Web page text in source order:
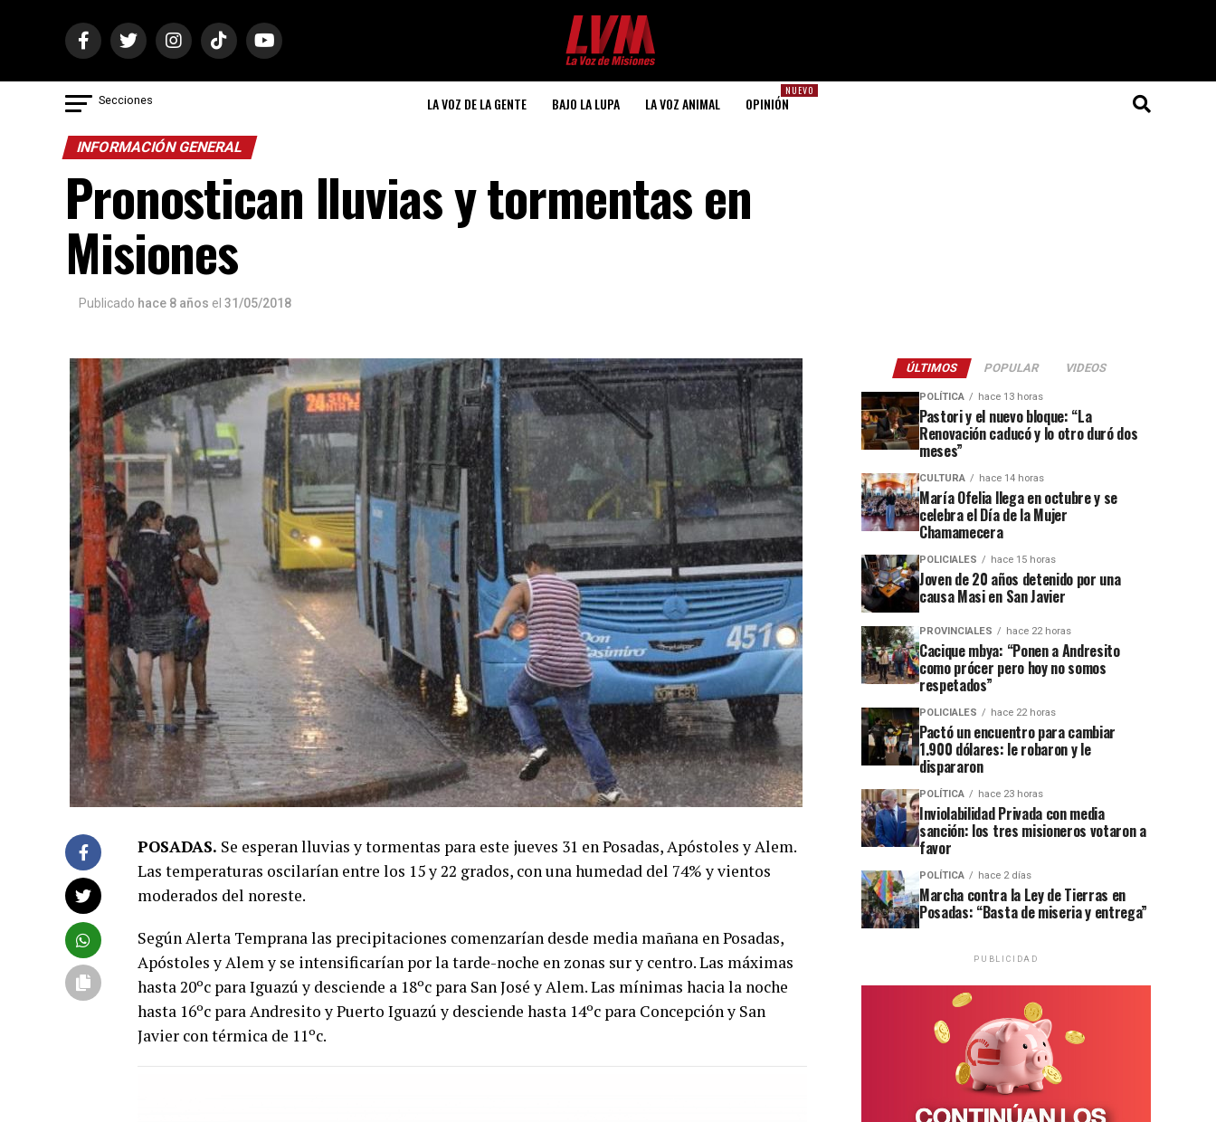
Secciones LA VOZ DE LA GENTE BAJO LA LUPA LA VOZ ANIMAL
NUEVO
OPINIÓN
INFORMACIÓN GENERAL
Pronostican lluvias y tormentas en
Misiones
Publicado hace 8 años el 31/05/2018
POSADAS. Se esperan lluvias y tormentas para este jueves 31 en Posadas, Apóstoles y Alem.
Las temperaturas oscilarían entre los 15 y 22 grados, con una humedad del 74% y vientos
moderados del noreste.
Según Alerta Temprana las precipitaciones comenzarían desde media mañana en Posadas,
Apóstoles y Alem y se intensificarían por la tarde-noche en zonas sur y centro. Las máximas
hasta 20ºc para Iguazú y desciende a 18ºc para San José y Alem. Las mínimas hacia la noche
hasta 16ºc para Andresito y Puerto Iguazú y desciende hasta 14ºc para Concepción y San
Javier con térmica de 11ºc.
ÚLTIMOS POPULAR VIDEOS
POLÍTICA hace 13 horas
Pastori y el nuevo bloque: “La
Renovación caducó y lo otro duró dos
meses”
CULTURA hace 14 horas
María Ofelia llega en octubre y se
celebra el Día de la Mujer
Chamamecera
POLICIALES hace 15 horas
Joven de 20 años detenido por una
causa Masi en San Javier
PROVINCIALES hace 22 horas
Cacique mbya: “Ponen a Andresito
como prócer pero hoy no somos
respetados”
POLICIALES hace 22 horas
Pactó un encuentro para cambiar
1.900 dólares: le robaron y le
dispararon
POLÍTICA hace 23 horas
Inviolabilidad Privada con media
sanción: los tres misioneros votaron a
favor
POLÍTICA hace 2 días
Marcha contra la Ley de Tierras en
Posadas: “Basta de miseria y entrega”
PUBLICIDAD